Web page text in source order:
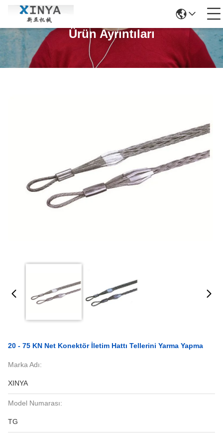
Ürün Ayrıntıları
20 - 75 KN Net Konektör İletim Hattı Tellerini Yarma Yapma
Marka Adı:
XINYA
Model Numarası:
TG